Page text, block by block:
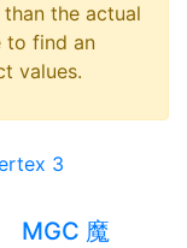
the actual
to find an
values.
3
MGC 魔